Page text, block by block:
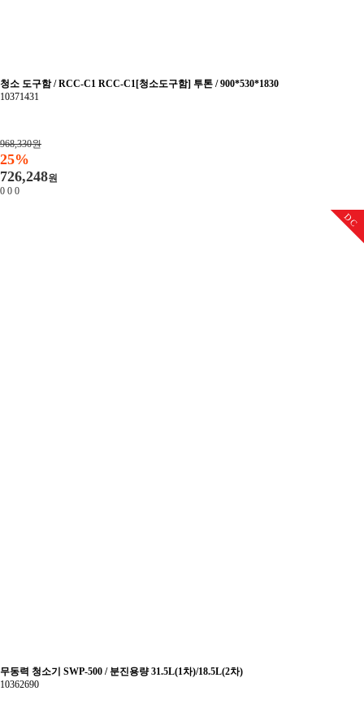
청소 도구함 / RCC-C1 RCC-C1[청소도구함] 투톤 / 900*530*1830
10371431
968,330원
25%
726,248원
0 0 0
DC
무동력 청소기 SWP-500 / 분진용량 31.5L(1차)/18.5L(2차)
10362690